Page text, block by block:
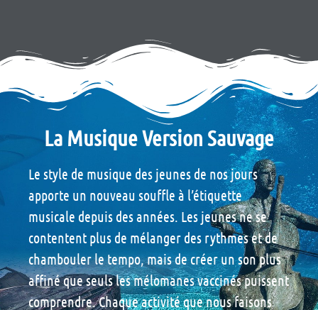
La Musique Version Sauvage
Le style de musique des jeunes de nos jours
apporte un nouveau souffle à l’étiquette
musicale depuis des années. Les jeunes ne se
contentent plus de mélanger des rythmes et de
chambouler le tempo, mais de créer un son plus
affiné que seuls les mélomanes vaccinés puissent
comprendre. Chaque activité que nous faisons